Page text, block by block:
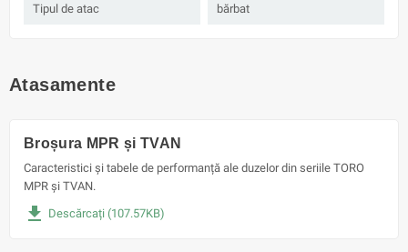
Tipul de atac bărbat
Atasamente
Broșura MPR și TVAN
Caracteristici și tabele de performanță ale duzelor din seriile TORO
MPR și TVAN.
file_download Descărcați (107.57KB)